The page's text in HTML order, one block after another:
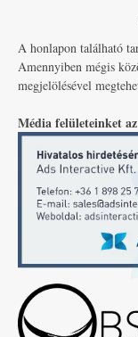
A honlapon található
Amennyiben mégis
megjelölésével
Média felületeinket